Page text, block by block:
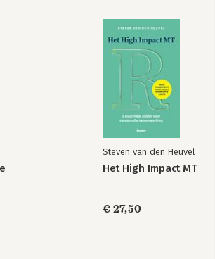
Steven van den Heuvel
Het High Impact MT
€ 27,50